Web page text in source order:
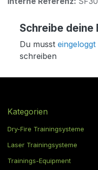
Schreibe deine
Du musst eingeloggt
schreiben
Kategorien
Dry-Fire Trainingsysteme
Laser Trainingsysteme
Trainings-Equipment